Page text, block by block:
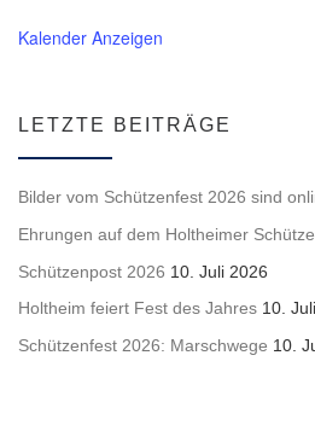
Kalender Anzeigen
LETZTE BEITRÄGE
Bilder vom Schützenfest 2026 sind
Ehrungen auf dem Holtheimer
Schützenpost 2026 10. Juli 2026
Holtheim feiert Fest des Jahres 10.
Schützenfest 2026: Marschwege 10.